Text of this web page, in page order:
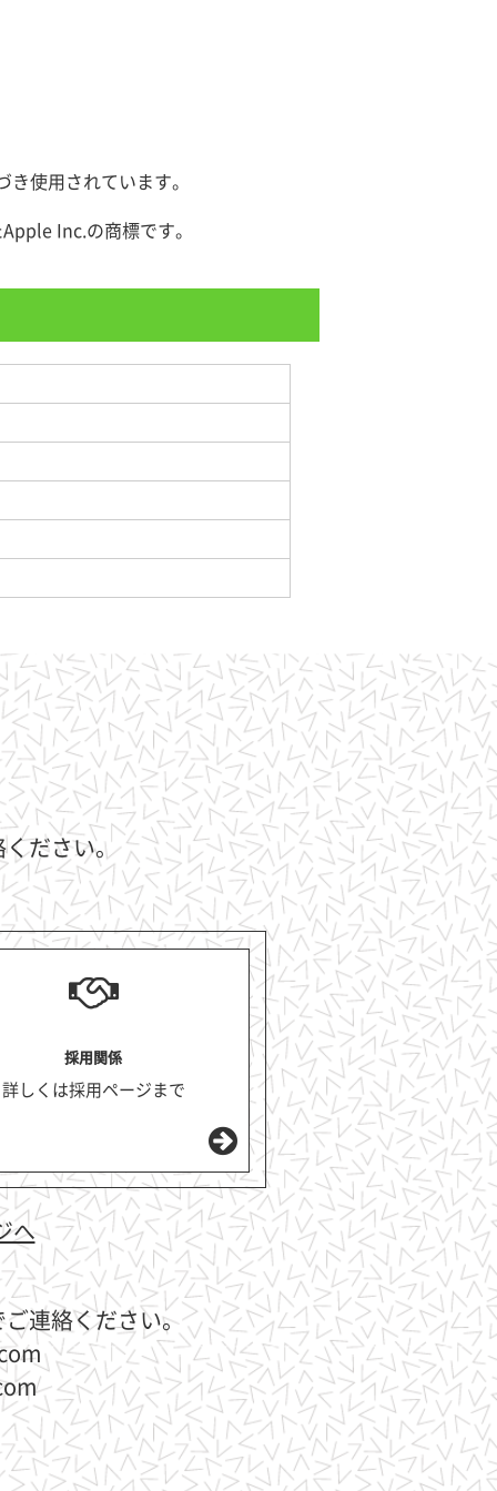
使用されています。
Inc.の商標です。
ください。
採用関係
詳しくは採用ページまで
へ
連絡ください。